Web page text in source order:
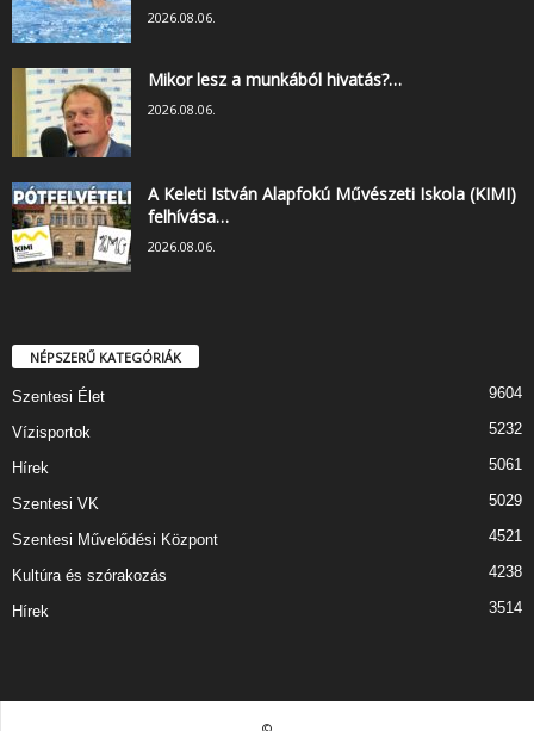
2026.08.06.
Mikor lesz a munkából hivatás?…
2026.08.06.
A Keleti István Alapfokú Művészeti Iskola (KIMI)
felhívása…
2026.08.06.
NÉPSZERŰ KATEGÓRIÁK
Szentesi Élet 9604
Vízisportok 5232
Hírek 5061
Szentesi VK 5029
Szentesi Művelődési Központ 4521
Kultúra és szórakozás 4238
Hírek 3514